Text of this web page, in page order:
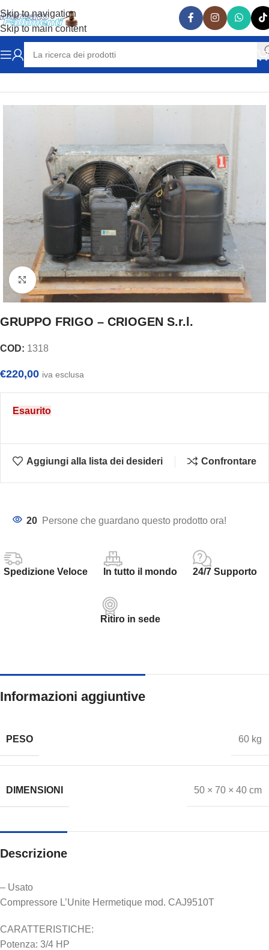
Skip to navigation
Skip to main content
Home GRUPPI FRIGO
Clicca per ingrandire
GRUPPO FRIGO – CRIOGEN S.r.l.
COD: 1318
€220,00 iva esclusa
Esaurito
Aggiungi alla lista dei desideri Confrontare
20 Persone che guardano questo prodotto ora!
Spedizione Veloce In tutto il mondo 24/7 Supporto
Ritiro in sede
Informazioni aggiuntive
PESO 60 kg
DIMENSIONI 50 × 70 × 40 cm
Descrizione
– Usato
Compressore L’Unite Hermetique mod. CAJ9510T
CARATTERISTICHE:
Potenza: 3/4 HP